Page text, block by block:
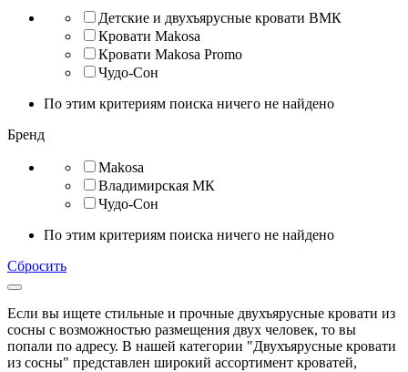
Детские и двухъярусные кровати ВМК
Кровати Makosa
Кровати Makosa Promo
Чудо-Сон
По этим критериям поиска ничего не найдено
Бренд
Makosa
Владимирская МК
Чудо-Сон
По этим критериям поиска ничего не найдено
Сбросить
Если вы ищете стильные и прочные двухъярусные кровати из
сосны с возможностью размещения двух человек, то вы
попали по адресу. В нашей категории "Двухъярусные кровати
из сосны" представлен широкий ассортимент кроватей,